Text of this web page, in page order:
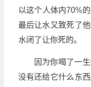
以这个人体内70%
最后让水又致死了
水闭了让你死的。
因为你喝了一
没有还给它什么东